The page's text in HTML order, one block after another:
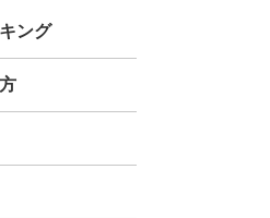
JPYSC」徹底解
ング